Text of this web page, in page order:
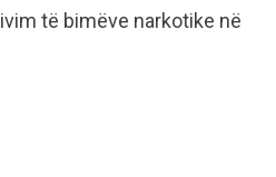
të bimëve narkotike në